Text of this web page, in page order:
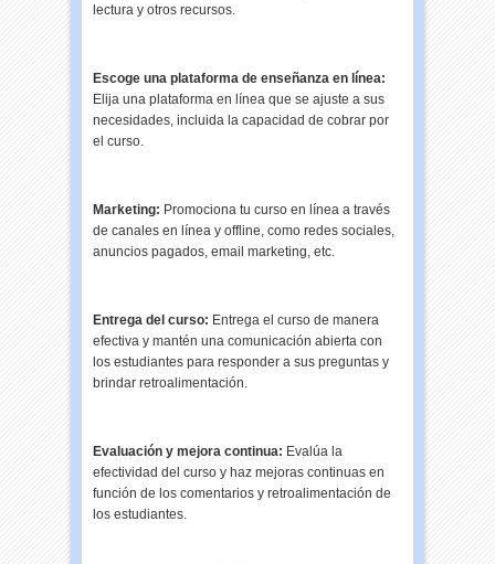
lectura y otros recursos.
Escoge una plataforma de enseñanza en línea:
Elija una plataforma en línea que se ajuste a sus
necesidades, incluida la capacidad de cobrar por
el curso.
Marketing: Promociona tu curso en línea a través
de canales en línea y offline, como redes sociales,
anuncios pagados, email marketing, etc.
Entrega del curso: Entrega el curso de manera
efectiva y mantén una comunicación abierta con
los estudiantes para responder a sus preguntas y
brindar retroalimentación.
Evaluación y mejora continua: Evalúa la
efectividad del curso y haz mejoras continuas en
función de los comentarios y retroalimentación de
los estudiantes.